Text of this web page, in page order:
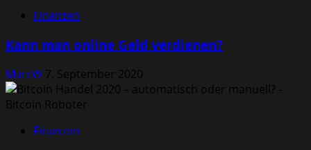
Finanzen
Kann man online Geld verdienen?
MarcW 7. September 2020
Finanzen